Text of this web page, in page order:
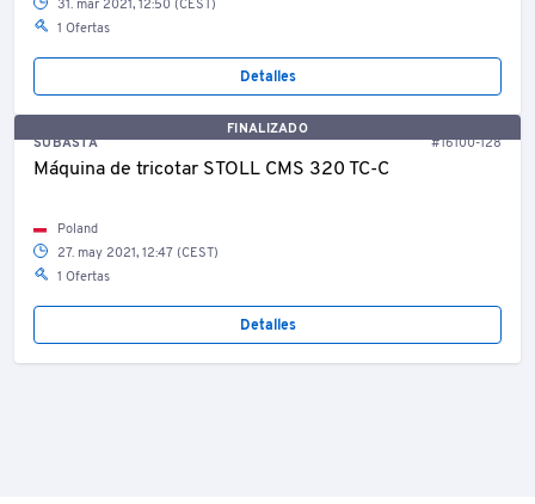
31. mar 2021, 12:50 (CEST)
1 Ofertas
Detalles
FINALIZADO
SUBASTA
#16100-128
Máquina de tricotar STOLL CMS 320 TC-C
Poland
27. may 2021, 12:47 (CEST)
1 Ofertas
Detalles